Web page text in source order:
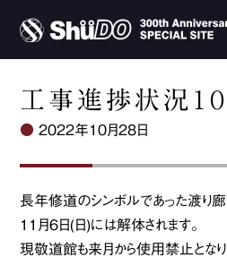
工事進捗状況１０
●2022年10月28日
長年修道のシンボルであった渡り
11月6日(日)には解体されます。
現敬道館も来月から使用禁止となり